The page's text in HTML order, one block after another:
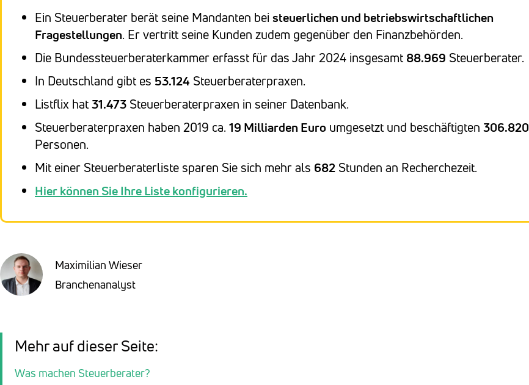
Ein Steuerberater berät seine Mandanten bei steuerlichen und betriebswirtschaftlichen
Fragestellungen. Er vertritt seine Kunden zudem gegenüber den Finanzbehörden.
Die Bundessteuerberaterkammer erfasst für das Jahr 2024 insgesamt 88.969 Steuerberater.
In Deutschland gibt es 53.124 Steuerberaterpraxen.
Listflix hat31.473 Steuerberaterpraxen in seiner Datenbank.
Steuerberaterpraxen haben 2019 ca. 19 Milliarden Euro umgesetzt und beschäftigten 306.820
Personen.
Mit einer Steuerberaterliste sparen Sie sich mehr als 682 Stunden an Recherchezeit.
Hier können Sie Ihre Liste konfigurieren.
Maximilian Wieser
Branchenanalyst
Mehr auf dieser Seite:
Was machen Steuerberater?